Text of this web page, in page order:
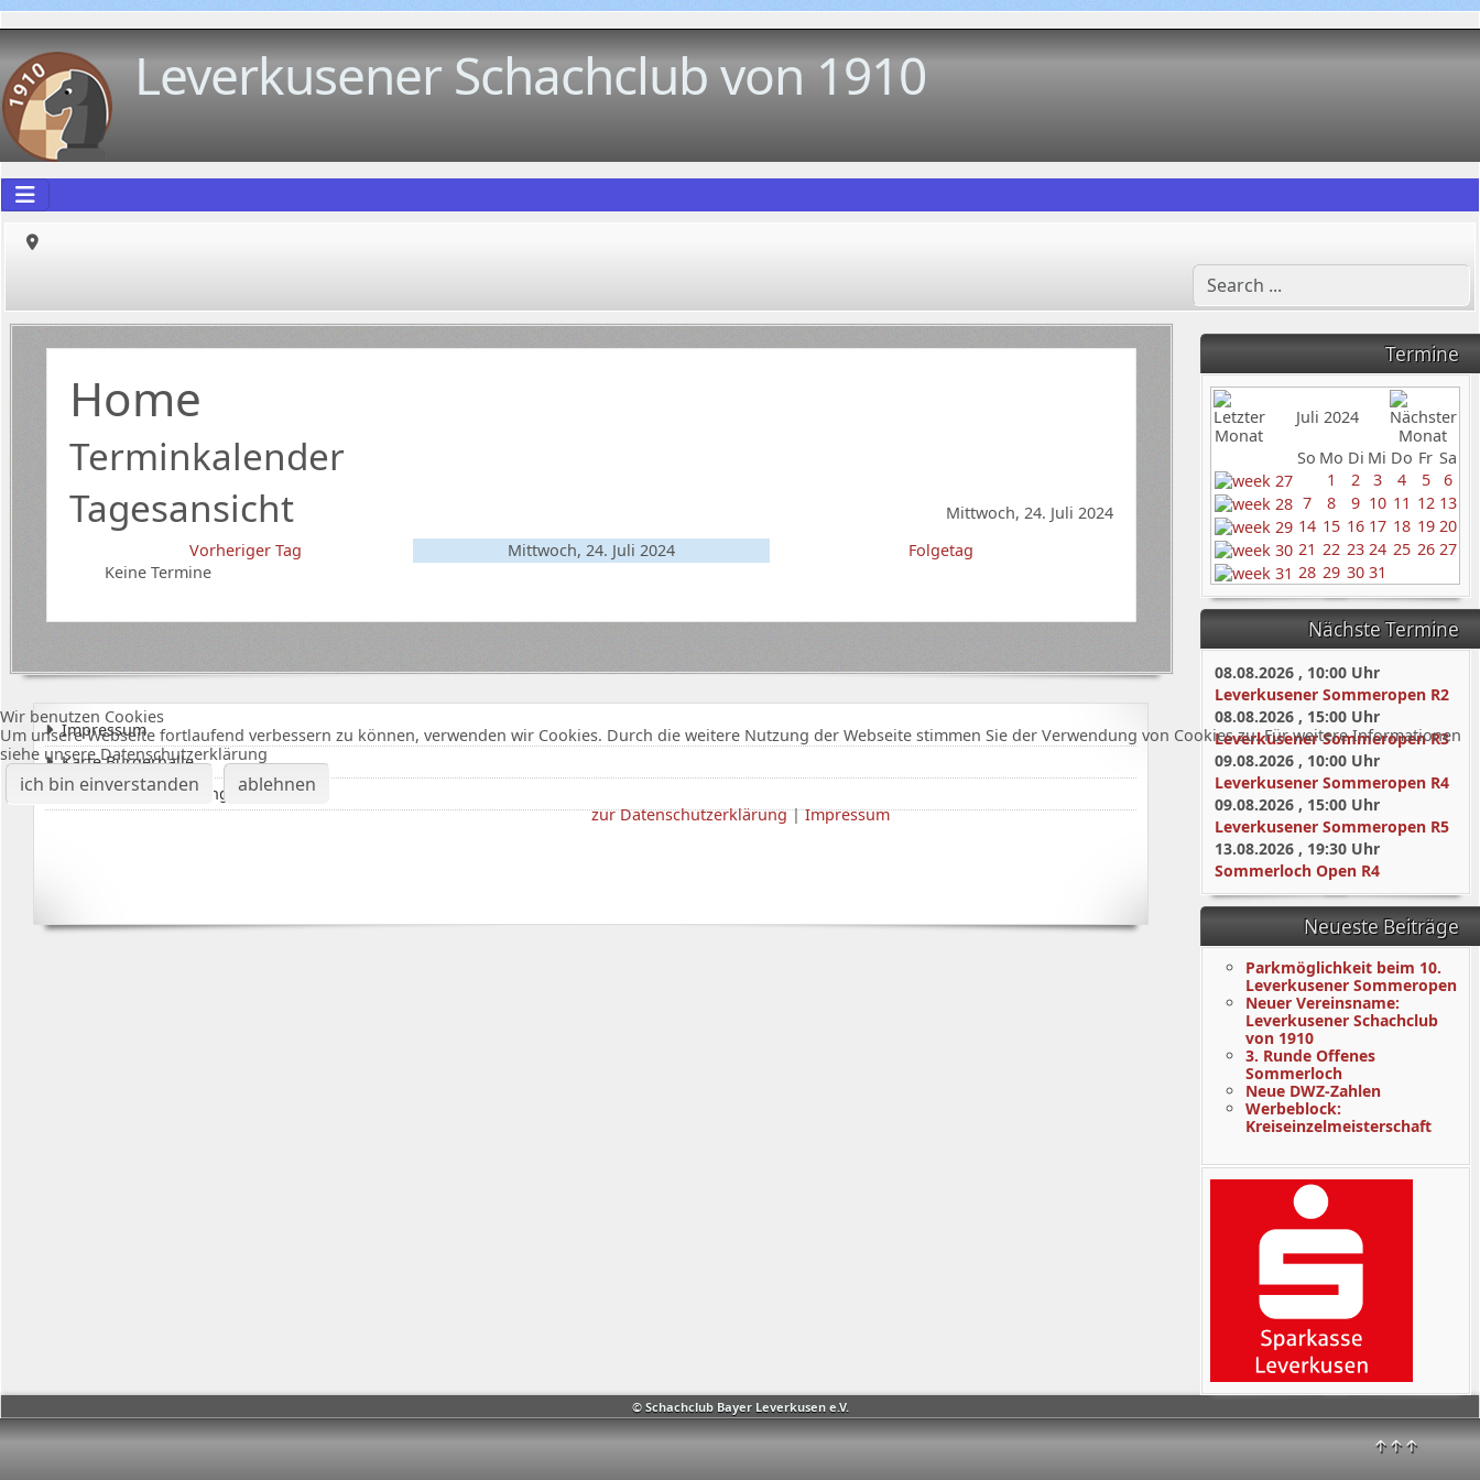
Leverkusener Schachclub von 1910
© Schachclub Bayer Leverkusen e.V.
↑↑↑
Termine
Juli 2024
So Mo Di Mi Do Fr Sa
1
2 3 4 5
6
7
8 9 10 11 12 13
14 15 16 17 18 19 20
21 22 23 24 25 26 27
28 29 30 31
Nächste Termine
08.08.2026, 10:00Uhr
Leverkusener Sommeropen R2
08.08.2026, 15:00Uhr
Leverkusener Sommeropen R3
09.08.2026, 10:00Uhr
Leverkusener Sommeropen R4
09.08.2026, 15:00Uhr
Leverkusener Sommeropen R5
13.08.2026, 19:30Uhr
Sommerloch Open R4
Neueste Beiträge
Parkmöglichkeit beim 10.
Leverkusener Sommeropen
Neuer Vereinsname:
Leverkusener Schachclub
von 1910
3. Runde Offenes
Sommerloch
Neue DWZ-Zahlen
Werbeblock:
Kreiseinzelmeisterschaft
Home
Terminkalender
Tagesansicht
Mittwoch, 24. Juli 2024
Vorheriger Tag
Mittwoch, 24. Juli 2024
Folgetag
Keine Termine
Impressum
Karte Bürgerhalle
Datenschutzerklärung
Wir benutzen Cookies
Um unsere Webseite fortlaufend verbessern zu können, verwenden wir Cookies. Durch die weitere Nutzung der Webseite stimmen Sie der Verwendung von Cookies zu. Für weitere Informationen
siehe unsere Datenschutzerklärung
ich bin einverstanden ablehnen
zur Datenschutzerklärung|Impressum